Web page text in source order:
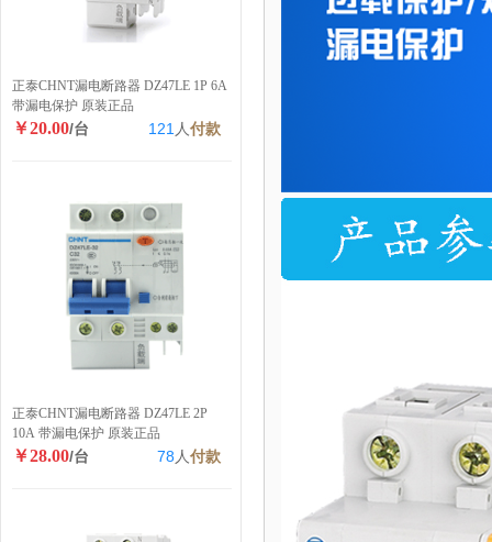
正泰CHNT漏电断路器 DZ47LE 1P 6A
带漏电保护 原装正品
￥20.00/台 121 人付款
正泰CHNT漏电断路器 DZ47LE 2P
10A 带漏电保护 原装正品
￥28.00/台 78 人付款